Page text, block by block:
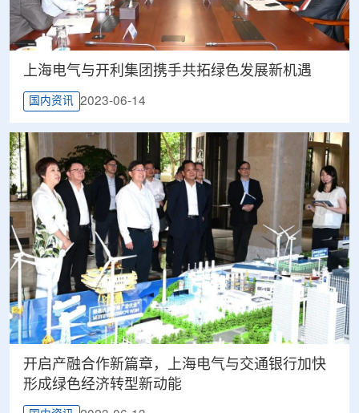
上海电气与开利集团携手共拓绿色发展新机遇
国内资讯 2023-06-14
开启产融合作新篇章，上海电气与交通银行加快
形成绿色经济转型新动能